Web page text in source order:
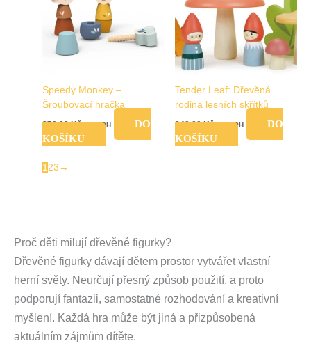
Speedy Monkey –
Šroubovací hračka
379,00Kč vč. DPH
DO
KOŠÍKU
Tender Leaf: Dřevěná
rodina lesních skřítků
849,00Kč vč. DPH
DO
KOŠÍKU
123 →
Proč děti milují dřevěné figurky?
Dřevěné figurky dávají dětem prostor vytvářet vlastní
herní světy. Neurčují přesný způsob použití, a proto
podporují fantazii, samostatné rozhodování a kreativní
myšlení. Každá hra může být jiná a přizpůsobená
aktuálním zájmům dítěte.